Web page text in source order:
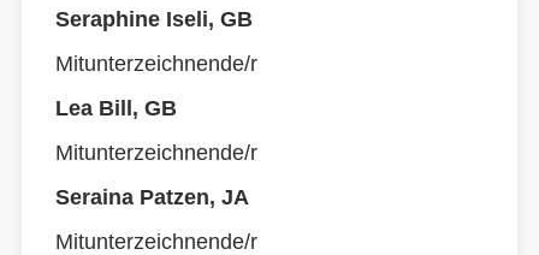
Seraphine Iseli, GB
Mitunterzeichnende/r
Lea Bill, GB
Mitunterzeichnende/r
Seraina Patzen, JA
Mitunterzeichnende/r